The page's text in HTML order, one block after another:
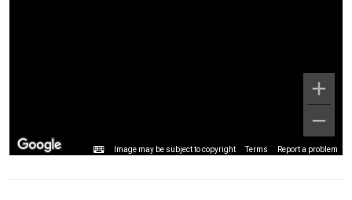
Image may be subject to copyright Terms Report a problem